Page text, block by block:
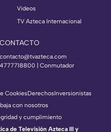
Videos
TV Azteca Internacional
CONTACTO
contacto@tvazteca.com
4777718800 | Conmutador
CookiesDerechosInversionistas
con nosotros
y cumplimiento
de Televisión Azteca III y